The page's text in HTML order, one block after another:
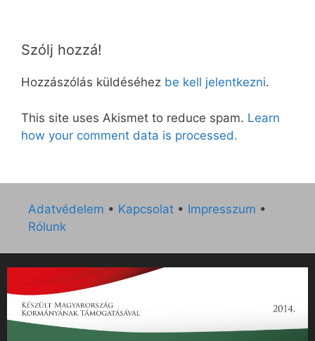
Szólj hozzá!
Hozzászólás küldéséhez be kell jelentkezni.
This site uses Akismet to reduce spam. Learn
how your comment data is processed.
Adatvédelem • Kapcsolat • Impresszum •
Rólunk